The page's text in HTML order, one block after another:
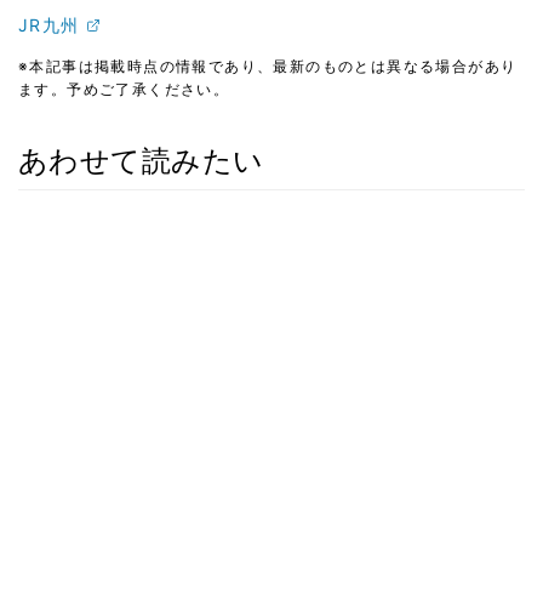
JR九州
※本記事は掲載時点の情報であり、最新のものとは異なる場合があり
ます。予めご了承ください。
あわせて読みたい